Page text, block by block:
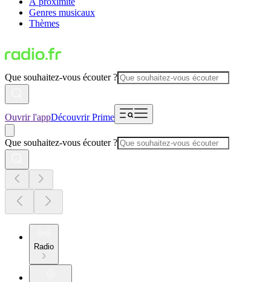
Genres musicaux
Thèmes
Que souhaitez-vous écouter ?
Ouvrir l'appDécouvrir Prime
Que souhaitez-vous écouter ?
Radio